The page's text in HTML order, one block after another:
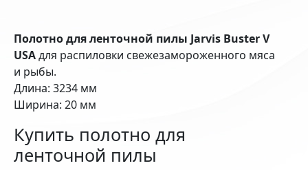
Полотно для ленточной пилы Jarvis Buster V
USAдля распиловки свежезамороженного мяса
и рыбы.
Длина: 3234 мм
Ширина: 20 мм
Купить полотно для
ленточной пилы